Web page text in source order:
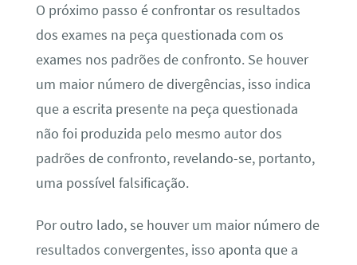
O próximo passo é confrontar os resultados
dos exames na peça questionada com os
exames nos padrões de confronto. Se houver
um maior número de divergências, isso indica
que a escrita presente na peça questionada
não foi produzida pelo mesmo autor dos
padrões de confronto, revelando-se, portanto,
uma possível falsificação.
Por outro lado, se houver um maior número de
resultados convergentes, isso aponta que a